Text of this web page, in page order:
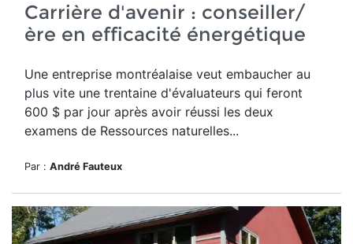
Carrière d'avenir : conseiller/
ère en efficacité énergétique
Une entreprise montréalaise veut embaucher au
plus vite une trentaine d'évaluateurs qui feront
600 $ par jour après avoir réussi les deux
examens de Ressources naturelles...
Par : André Fauteux